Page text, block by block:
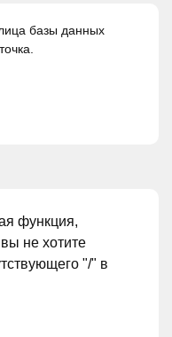
базы данных
функция,
вы не хотите
"/" в